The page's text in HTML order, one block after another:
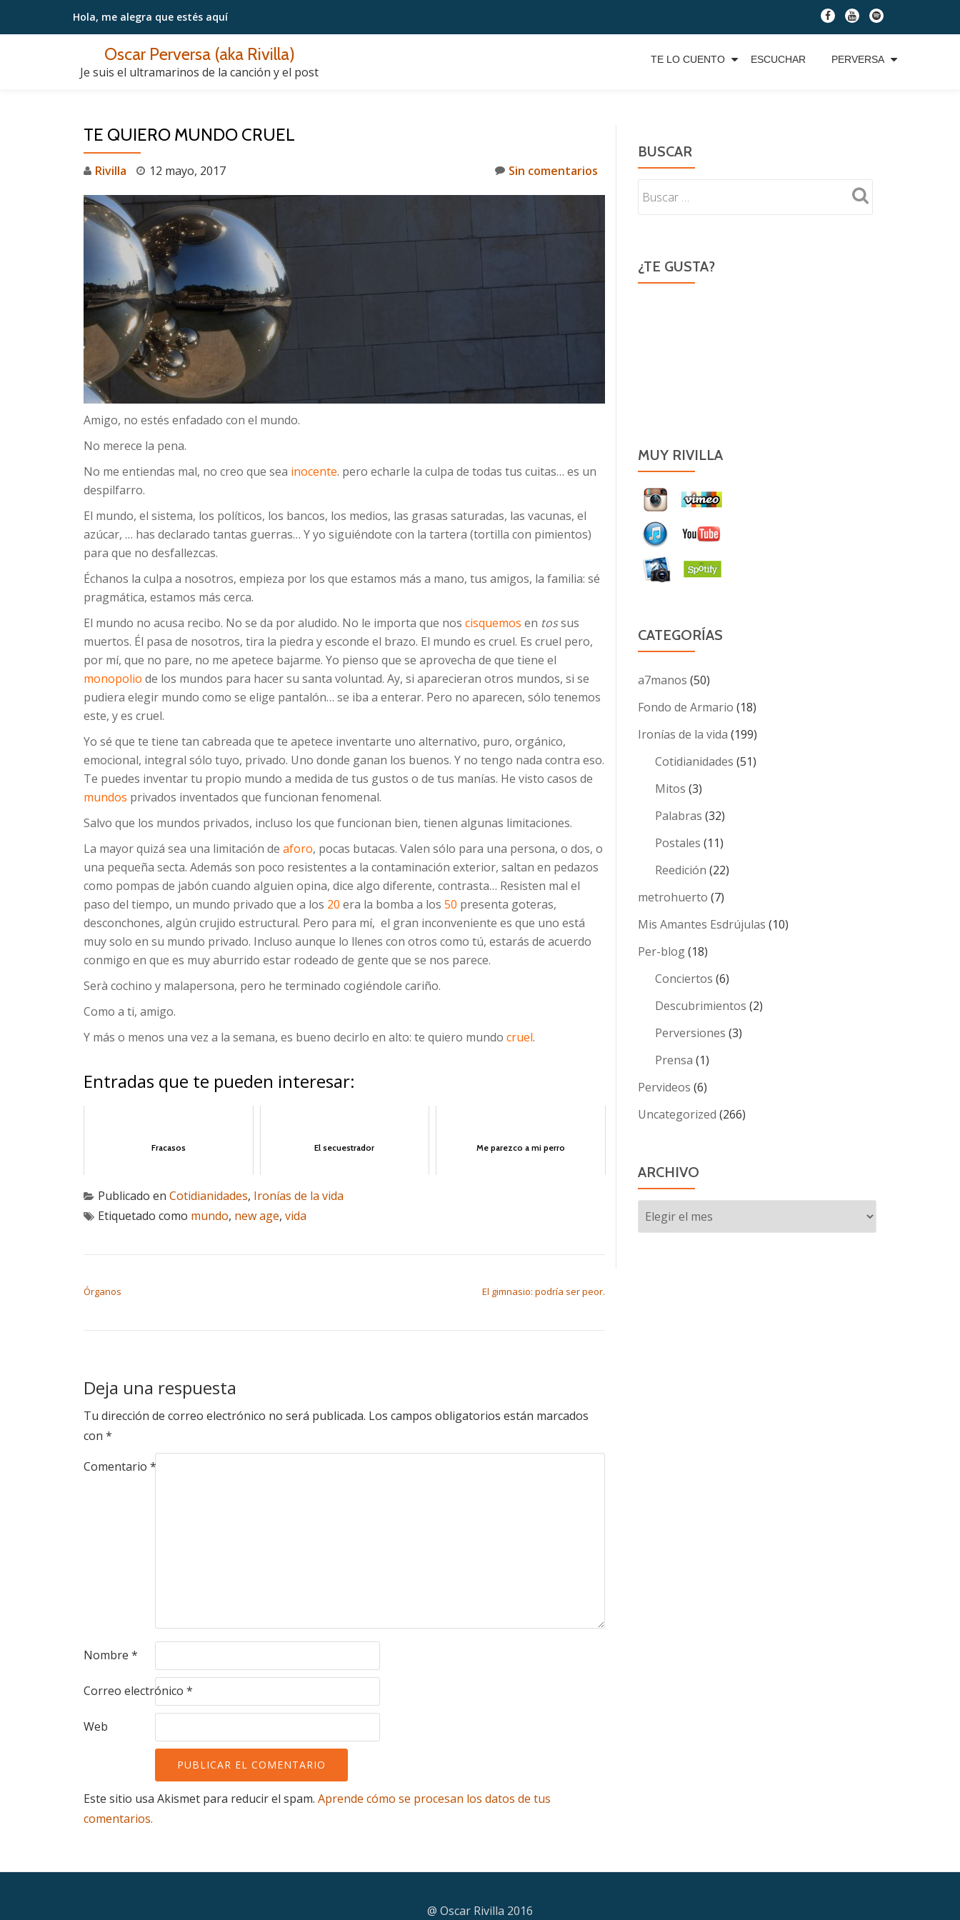
Saltar
Hola, me alegra que estés aquí
fa-
facebook
fa-
youtube
fa-
spotify
Oscar Perversa (aka Rivilla)
Je suis el ultramarinos de la canción y el post
TE LO CUENTO ESCUCHAR PERVERSA
TE QUIERO MUNDO CRUEL
Rivilla 12 mayo, 2017 Sin comentarios
Amigo, no estés enfadado con el mundo.
No merece la pena.
No me entiendas mal, no creo que sea inocente. pero echarle la culpa de todas tus cuitas… es un
despilfarro.
El mundo, el sistema, los políticos, los bancos, los medios, las grasas saturadas, las vacunas, el
azúcar, … has declarado tantas guerras… Y yo siguiéndote con la tartera (tortilla con pimientos)
para que no desfallezcas.
Échanos la culpa a nosotros, empieza por los que estamos más a mano, tus amigos, la familia: sé
pragmática, estamos más cerca.
El mundo no acusa recibo. No se da por aludido. No le importa que nos cisquemos en tossus
muertos. Él pasa de nosotros, tira la piedra y esconde el brazo. El mundo es cruel. Es cruel pero,
por mí, que no pare, no me apetece bajarme. Yo pienso que se aprovecha de que tiene el
monopolio de los mundos para hacer su santa voluntad. Ay, si aparecieran otros mundos, si se
pudiera elegir mundo como se elige pantalón… se iba a enterar. Pero no aparecen, sólo tenemos
este, y es cruel.
Yo sé que te tiene tan cabreada que te apetece inventarte uno alternativo, puro, orgánico,
emocional, integral sólo tuyo, privado. Uno donde ganan los buenos. Y no tengo nada contra eso.
Te puedes inventar tu propio mundo a medida de tus gustos o de tus manías. He visto casos de
mundos privados inventados que funcionan fenomenal.
Salvo que los mundos privados, incluso los que funcionan bien, tienen algunas limitaciones.
La mayor quizá sea una limitación de aforo, pocas butacas. Valen sólo para una persona, o dos, o
una pequeña secta. Además son poco resistentes a la contaminación exterior, saltan en pedazos
como pompas de jabón cuando alguien opina, dice algo diferente, contrasta… Resisten mal el
paso del tiempo, un mundo privado que a los 20 era la bomba a los 50 presenta goteras,
desconchones, algún crujido estructural. Pero para mí, el gran inconveniente es que uno está
muy solo en su mundo privado. Incluso aunque lo llenes con otros como tú, estarás de acuerdo
conmigo en que es muy aburrido estar rodeado de gente que se nos parece.
Serà cochino y malapersona, pero he terminado cogiéndole cariño.
Como a ti, amigo.
Y más o menos una vez a la semana, es bueno decirlo en alto: te quiero mundo cruel.
Entradas que te pueden interesar:
Fracasos El secuestrador Me parezco a mi perro
Publicado en Cotidianidades, Ironías de la vida
Etiquetado como mundo, new age, vida
Órganos El gimnasio: podría ser peor.
Deja una respuesta
Tu dirección de correo electrónico no será publicada. Los campos obligatorios están marcados
con *
Comentario *
Nombre *
Correo electrónico *
Web
Este sitio usa Akismet para reducir el spam. Aprende cómo se procesan los datos de tus
comentarios.
BUSCAR
¿TE GUSTA?
MUY RIVILLA
CATEGORÍAS
a7manos (50)
Fondo de Armario (18)
Ironías de la vida (199)
Cotidianidades (51)
Mitos (3)
Palabras (32)
Postales (11)
Reedición (22)
metrohuerto (7)
Mis Amantes Esdrújulas (10)
Per-blog(18)
Conciertos (6)
Descubrimientos (2)
Perversiones (3)
Prensa (1)
Pervideos (6)
Uncategorized (266)
ARCHIVO
Archivo
@ Oscar Rivilla 2016